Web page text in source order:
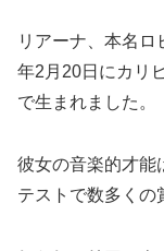
リアーナ、本名
年2月20日にカリ
で生まれました。
彼女の音楽的才能
テストで数多くの